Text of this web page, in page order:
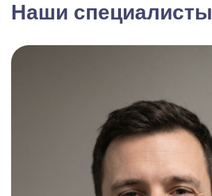
Наши специалисты